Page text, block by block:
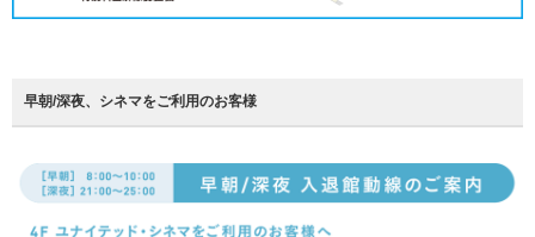
早朝/深夜、シネマをご利用のお客様